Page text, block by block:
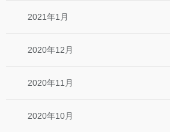
2021年1月
2020年12月
2020年11月
2020年10月